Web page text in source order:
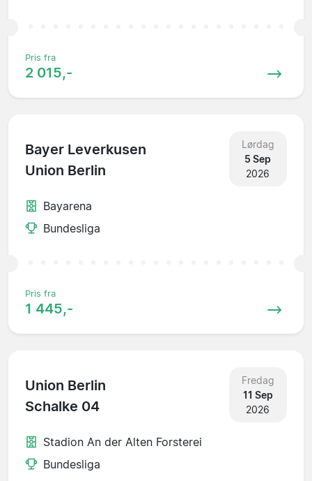
Pris fra
2 015,-
Bayer Leverkusen
Union Berlin
Lørdag
5 Sep
2026
Bayarena
Bundesliga
Pris fra
1 445,-
Union Berlin
Schalke 04
Fredag
11 Sep
2026
Stadion An der Alten Forsterei
Bundesliga